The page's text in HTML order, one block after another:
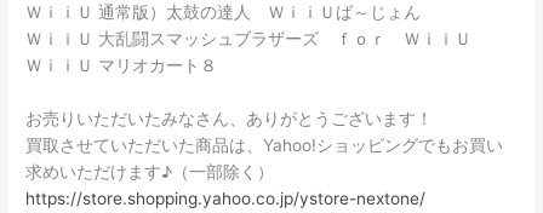
ＷｉｉＵ 通常版）太鼓の達人 ＷｉｉＵば～じょん
ＷｉｉＵ 大乱闘スマッシュブラザーズ ｆｏｒ ＷｉｉＵ
ＷｉｉＵ マリオカート８
お売りいただいたみなさん、ありがとうございます！
買取させていただいた商品は、Yahoo!ショッピングでもお買い
求めいただけます♪（一部除く）
https://store.shopping.yahoo.co.jp/ystore-nextone/